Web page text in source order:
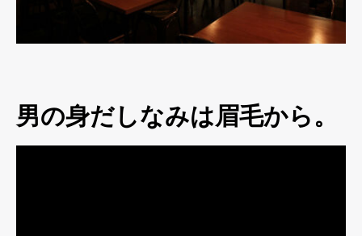
男の身だしなみは眉毛から。